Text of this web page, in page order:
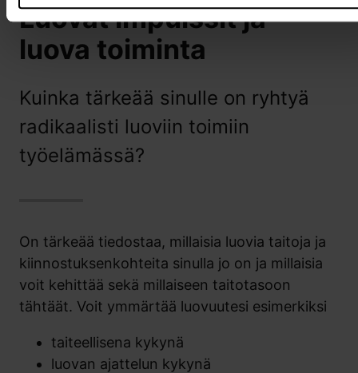
Luovat impulssit ja
luova toiminta
Kuinka tärkeää sinulle on ryhtyä
radikaalisti luoviin toimiin
työelämässä?
On tärkeää tiedostaa, millaisia luovia taitoja ja
kiinnostuksenkohteita sinulla jo on ja millaisia
voit kehittää sekä millaiseen taitotasoon
tähtäät. Voit ymmärtää luovuutesi esimerkiksi
taiteellisena kykynä
luovan ajattelun kykynä